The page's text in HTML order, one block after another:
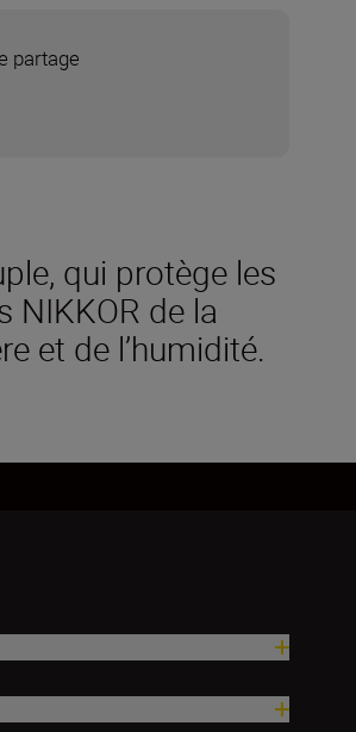
partage
qui protège les
NIKKOR de la
et de l’humidité.